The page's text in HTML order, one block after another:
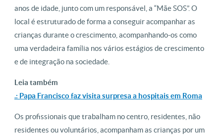
anos de idade, junto com um responsável, a “Mãe SOS”. O
local é estruturado de forma a conseguir acompanhar as
crianças durante o crescimento, acompanhando-os como
uma verdadeira família nos vários estágios de crescimento
e de integração na sociedade.
Leia também
.: Papa Francisco faz visita surpresa a hospitais em Roma
Os profissionais que trabalham no centro, residentes, não
residentes ou voluntários, acompanham as crianças por um